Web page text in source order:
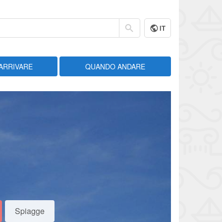
IT
QUANDO ANDARE
Spiagge